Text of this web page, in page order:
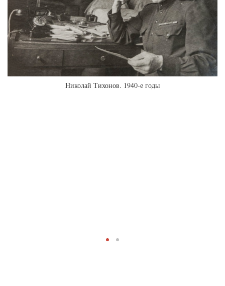
Николай Тихонов. 1940-е годы